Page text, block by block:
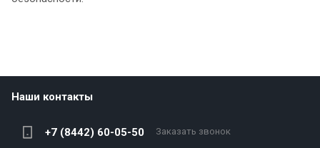
Наши контакты
+7 (8442) 60-05-50 Заказать звонок